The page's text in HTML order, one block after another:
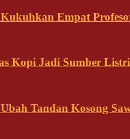
Empat
Kopi Jadi Sumber
Tandan Kosong